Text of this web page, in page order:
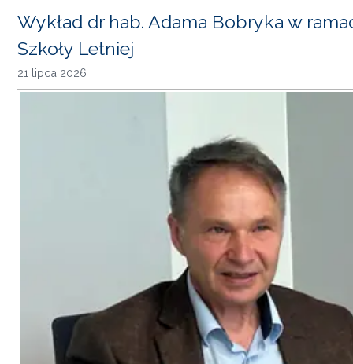
Wykład dr hab. Adama Bobryka w
Szkoły Letniej
21 lipca 2026